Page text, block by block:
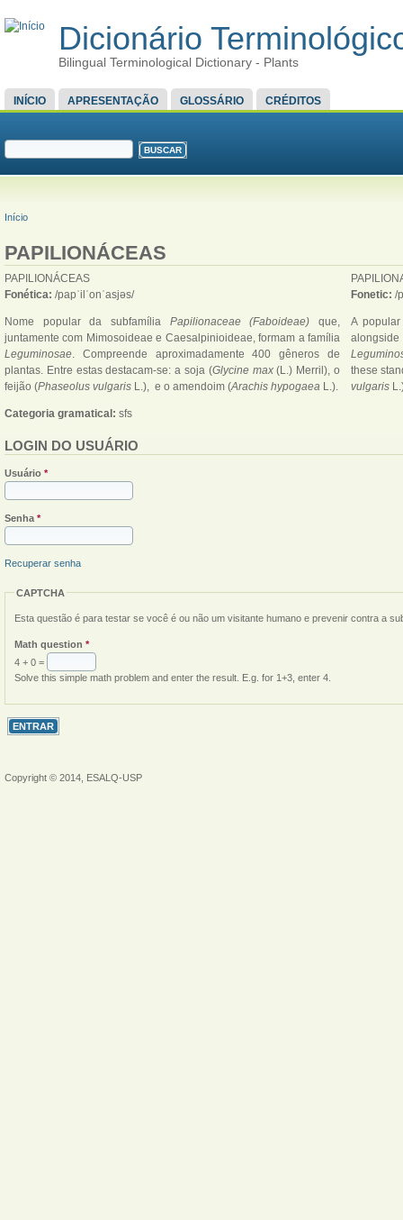
Dicionário
Bilingual Terminological Dictionary - Plants
MENU PRINCIPAL
INÍCIO APRESENTAÇÃO GLOSSÁRIO CRÉDITOS
FORMULÁRIO DE BUSCA
VOCÊ ESTÁ AQUI
Início
PAPILIONÁCEAS
PAPILIONÁCEAS
Fonética: /papˈilˈonˈasjəs/
Nome popular da subfamília Papilionaceae (Faboideae) que,
juntamente com Mimosoideae e Caesalpinioideae, formam a família
Leguminosae . Compreende aproximadamente 400 gêneros de
plantas. Entre estas destacam-se: a soja (Glycine max(L.) Merril), o
feijão (Phaseolus vulgaris L.), e o amendoim (Arachis hypogaea L.).
Fonetic: /
A
these
vulgaris
Categoria gramatical: sfs
LOGIN DO USUÁRIO
Usuário *
Senha *
Recuperar senha
CAPTCHA
Esta questão é para testar se você é ou não um visitante humano e prevenir contra a
Math question *
4 + 0 =
Solve this simple math problem and enter the result. E.g. for 1+3, enter 4.
Copyright © 2014, ESALQ-USP